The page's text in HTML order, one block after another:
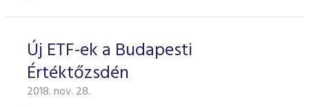
Új ETF-ek a Budapesti
Értéktőzsdén
2018. nov. 28.